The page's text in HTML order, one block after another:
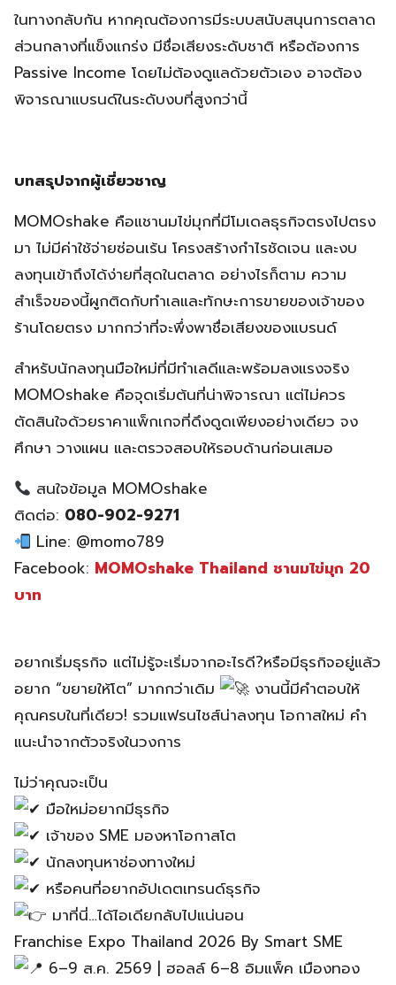
ในทางกลับกัน หากคุณต้องการมีระบบสนับสนุนการตลาด
ส่วนกลางที่แข็งแกร่ง มีชื่อเสียงระดับชาติ หรือต้องการ
Passive Income โดยไม่ต้องดูแลด้วยตัวเอง อาจต้อง
พิจารณาแบรนด์ในระดับงบที่สูงกว่านี้
บทสรุปจากผู้เชี่ยวชาญ
MOMOshake คือแชานมไข่มุกที่มีโมเดลธุรกิจตรงไปตรง
มา ไม่มีค่าใช้จ่ายซ่อนเร้น โครงสร้างกำไรชัดเจน และงบ
ลงทุนเข้าถึงได้ง่ายที่สุดในตลาด อย่างไรก็ตาม ความ
สำเร็จของนี้ผูกติดกับทำเลและทักษะการขายของเจ้าของ
ร้านโดยตรง มากกว่าที่จะพึ่งพาชื่อเสียงของแบรนด์
สำหรับนักลงทุนมือใหม่ที่มีทำเลดีและพร้อมลงแรงจริง
MOMOshake คือจุดเริ่มต้นที่น่าพิจารณา แต่ไม่ควร
ตัดสินใจด้วยราคาแพ็กเกจที่ดึงดูดเพียงอย่างเดียว จง
ศึกษา วางแผน และตรวจสอบให้รอบด้านก่อนเสมอ
สนใจข้อมูล MOMOshake
ติดต่อ: 080-902-9271
Line: @momo789
Facebook: MOMOshake Thailand ชานมไข่มุก 20
บาท
อยากเริ่มธุรกิจ แต่ไม่รู้จะเริ่มจากอะไรดี?หรือมีธุรกิจอยู่แล้ว
อยาก “ขยายให้โต” มากกว่าเดิม
งานนี้มีคำตอบให้
คุณครบในที่เดียว! รวมแฟรนไชส์น่าลงทุน โอกาสใหม่ คำ
แนะนำจากตัวจริงในวงการ
ไม่ว่าคุณจะเป็น
มือใหม่อยากมีธุรกิจ
เจ้าของ SME มองหาโอกาสโต
นักลงทุนหาช่องทางใหม่
หรือคนที่อยากอัปเดตเทรนด์ธุรกิจ
มาที่นี่…ได้ไอเดียกลับไปแน่นอน
Franchise Expo Thailand 2026 By Smart SME
6–9 ส.ค. 2569 | ฮอลล์ 6–8 อิมแพ็ค เมืองทอง